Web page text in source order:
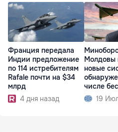
Франция передала
Индии предложение
по 114 истребителям
Rafale почти на $34
млрд
4 дня назад
Молдовы
новые
числе
19